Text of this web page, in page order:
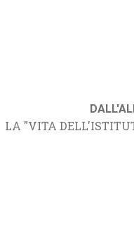
LA "VITA